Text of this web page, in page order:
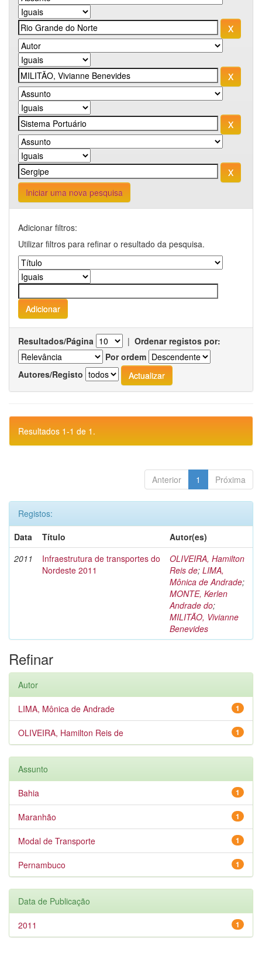
Iniciar uma nova pesquisa
Adicionar filtros:
Utilizar filtros para refinar o resultado da pesquisa.
Resultados/Página | Ordenar registos por:
Por ordem
Autores/Registo
Resultados 1-1 de 1.
Anterior 1 Próxima
Registos:
Data
Título
Autor(es)
2011
Infraestrutura de transportes do
Nordeste 2011
OLIVEIRA, Hamilton
Reis de; LIMA,
Mônica de Andrade;
MONTE, Kerlen
Andrade do;
MILITÃO, Vivianne
Benevides
Refinar
Autor
1
LIMA, Mônica de Andrade
1
OLIVEIRA, Hamilton Reis de
Assunto
1
Bahia
1
Maranhão
1
Modal de Transporte
1
Pernambuco
Data de Publicação
1
2011